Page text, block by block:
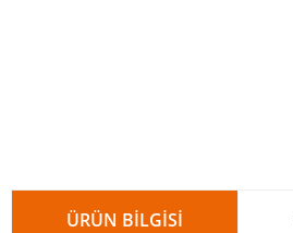
ÜRÜN BILGISI